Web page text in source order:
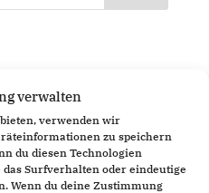
verwalten
verwenden wir
zu speichern
du diesen Technologien
Surfverhalten oder eindeutige
Wenn du deine Zustimmung
zuHello world!